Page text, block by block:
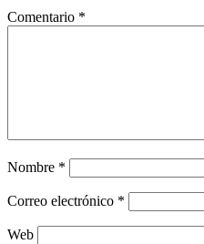
Comentario *
Nombre *
Correo electrónico *
Web